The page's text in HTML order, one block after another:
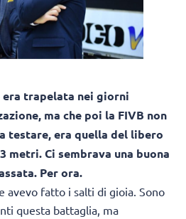
era trapelata nei giorni
ma che poi la FIVB non
testare, era quella del libero
metri. Ci sembrava una buona
Per ora.
avevo fatto i salti di gioia. Sono
questa battaglia, ma